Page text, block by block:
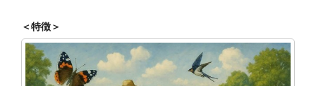
＜特徴＞